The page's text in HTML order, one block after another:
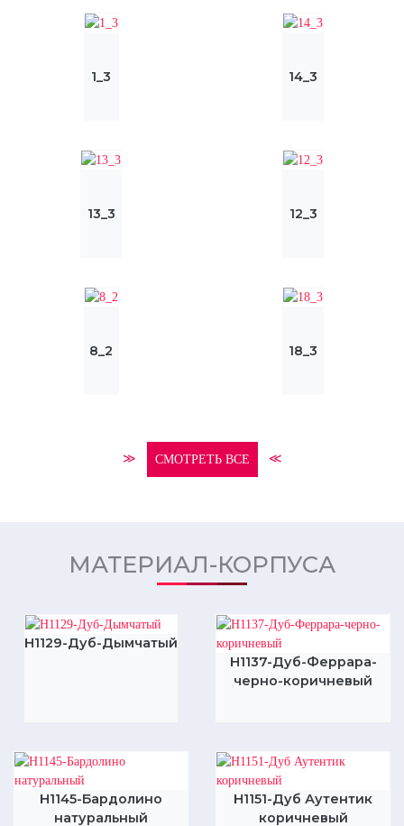
1_3 14_3
13_3 12_3
8_2 18_3
≫ СМОТРЕТЬ ВСЕ ≪
МАТЕРИАЛ-КОРПУСА
H1129-Дуб-Дымчатый
H1137-Дуб-Феррара-
черно-коричневый
H1145-Бардолино
натуральный
H1151-Дуб Аутентик
коричневый